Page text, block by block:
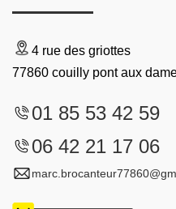
4 rue des griottes
77860 couilly pont aux
01 85 53 42 59
06 42 21 17 06